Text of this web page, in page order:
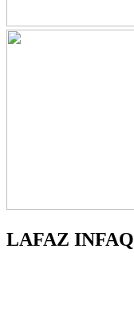
LAFAZ INFAQ